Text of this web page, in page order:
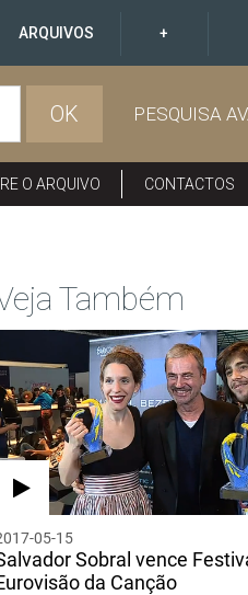
ARQUIVOS +
OK PESQUISA
O ARQUIVO CONTACTOS
Também
05-15
Sobral vence
da Canção